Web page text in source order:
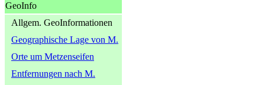
GeoInfo
Allgem. GeoInformationen
Geographische Lage von M.
Orte um Metzenseifen
Entfernungen nach M.